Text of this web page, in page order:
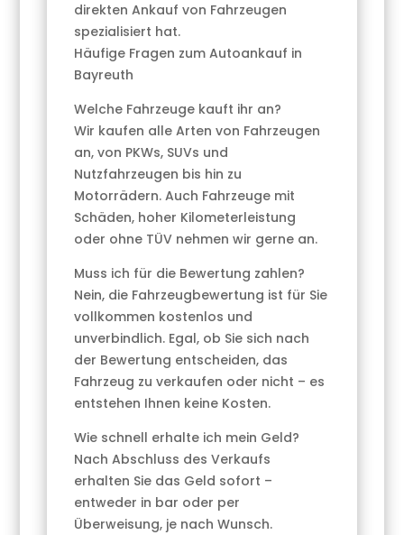
direkten Ankauf von Fahrzeugen
spezialisiert hat.
Häufige Fragen zum Autoankauf in
Bayreuth
Welche Fahrzeuge kauft ihr an?
Wir kaufen alle Arten von Fahrzeugen
an, von PKWs, SUVs und
Nutzfahrzeugen bis hin zu
Motorrädern. Auch Fahrzeuge mit
Schäden, hoher Kilometerleistung
oder ohne TÜV nehmen wir gerne an.
Muss ich für die Bewertung zahlen?
Nein, die Fahrzeugbewertung ist für Sie
vollkommen kostenlos und
unverbindlich. Egal, ob Sie sich nach
der Bewertung entscheiden, das
Fahrzeug zu verkaufen oder nicht – es
entstehen Ihnen keine Kosten.
Wie schnell erhalte ich mein Geld?
Nach Abschluss des Verkaufs
erhalten Sie das Geld sofort –
entweder in bar oder per
Überweisung, je nach Wunsch.